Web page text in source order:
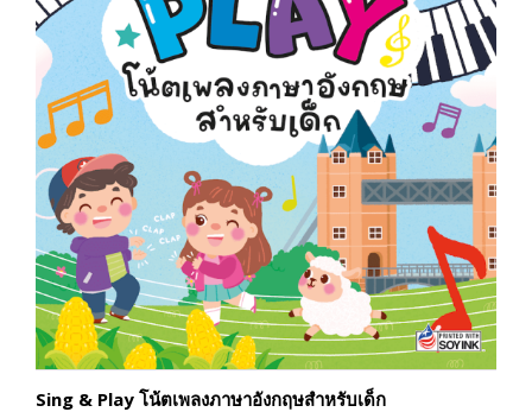
Sing & Play โน้ตเพลงภาษาอังกฤษสำหรับเด็ก